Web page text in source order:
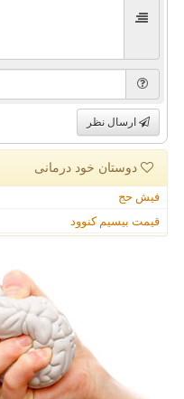
ارسال نظر
دوستان خود درمانی
فیش حج
قیمت بیسیم کنوود